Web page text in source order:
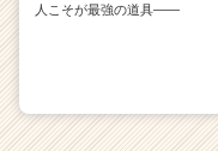
人こそが最強の道具——